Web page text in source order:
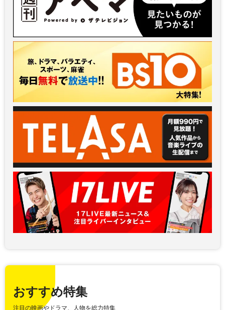
おすすめ特集
注目の映画やドラマ、人物を総力特集